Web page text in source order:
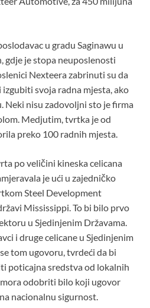
u gradu Saginawu u
gdje je stopa neuposlenosti
Nexteera zabrinuti su da
svoja radna mjesta, ako
Neki nisu zadovoljni sto je firma
Medjutim, tvrtka je od
preko 100 radnih mjesta.
po veličini kineska celicana
je ući u zajedničko
Steel Development
Mississippi. To bi bilo prvo
u Sjedinjenim Državama.
i druge celicane u Sjedinjenim
tom ugovoru, tvrdeći da bi
poticajna sredstva od lokalnih
odobriti bilo koji ugovor
nacionalnu sigurnost.